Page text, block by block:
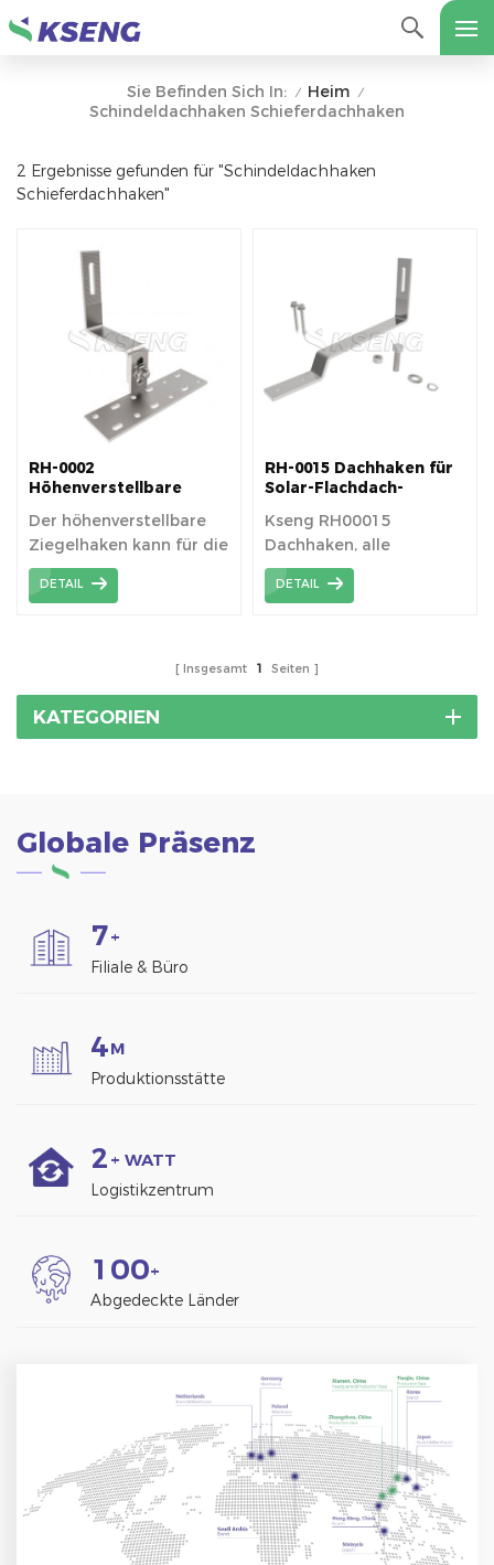
Sie Befinden Sich In: / Heim /
Schindeldachhaken Schieferdachhaken
2 Ergebnisse gefunden für "Schindeldachhaken
Schieferdachhaken"
RH-0002
Höhenverstellbare
Ziegel für Schrägdächer
Der höhenverstellbare
Ziegelhaken kann für die
Solarinstallation auf
geneigten
(spanische, S-Ziegel)
verwendet werden.
DETAIL
RH-0015 Dachhaken für
Solar-Flachdach-
Kseng RH00015
Dachhaken, alle
verfügbaren
Dachflächen können voll
DETAIL
Insgesamt 1 Seiten
KATEGORIEN
Globale Präsenz
7+
Filiale & Büro
4M
Produktionsstätte
2 + WATT
Logistikzentrum
1 00+
Abgedeckte Länder